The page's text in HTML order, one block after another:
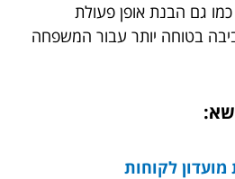
גם הבנת אופן פעולת
בטוחה יותר עבור המשפחה
לקוחות